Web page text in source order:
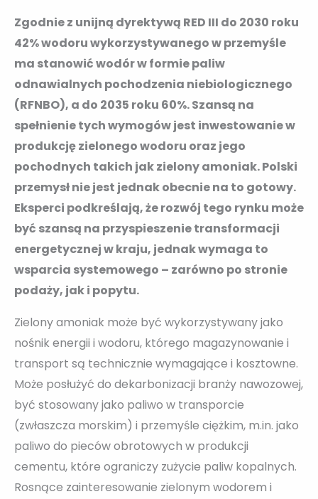
Zgodnie z unijną dyrektywą RED III do 2030 roku
42% wodoru wykorzystywanego w przemyśle
ma stanowić wodór w formie paliw
odnawialnych pochodzenia niebiologicznego
(RFNBO), a do 2035 roku 60%. Szansą na
spełnienie tych wymogów jest inwestowanie w
produkcję zielonego wodoru oraz jego
pochodnych takich jak zielony amoniak. Polski
przemysł nie jest jednak obecnie na to gotowy.
Eksperci podkreślają, że rozwój tego rynku może
być szansą na przyspieszenie transformacji
energetycznej w kraju, jednak wymaga to
wsparcia systemowego – zarówno po stronie
podaży, jak i popytu.
Zielony amoniak może być wykorzystywany jako
nośnik energii i wodoru, którego magazynowanie i
transport są technicznie wymagające i kosztowne.
Może posłużyć do dekarbonizacji branży nawozowej,
być stosowany jako paliwo w transporcie
(zwłaszcza morskim) i przemyśle ciężkim, m.in. jako
paliwo do pieców obrotowych w produkcji
cementu, które ograniczy zużycie paliw kopalnych.
Rosnące zainteresowanie zielonym wodorem i